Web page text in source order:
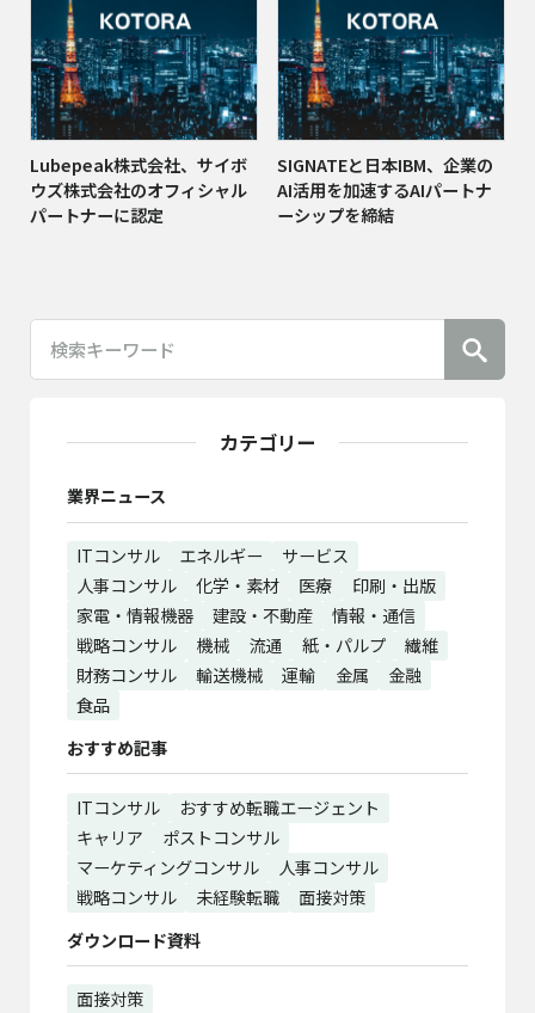
カテゴリー
業界ニュース
ITコンサル エネルギー
サービス
人事コンサル
化学・素材 医療
印刷・出版
家電・情報機器
建設・不動産
情報・通信
戦略コンサル
機械 流通 紙・パルプ
繊維
財務コンサル
輸送機械 運輸 金属
金融
食品
おすすめ記事
ITコンサル
おすすめ転職エージェント
キャリア
ポストコンサル
マーケティングコンサル
人事コンサル
戦略コンサル
未経験転職
面接対策
ダウンロード資料
面接対策
Lubepeak株式会社、サイボ
ウズ株式会社のオフィシャル
パートナーに認定
SIGNATEと日本IBM、企業の
AI活用を加速するAIパートナ
ーシップを締結